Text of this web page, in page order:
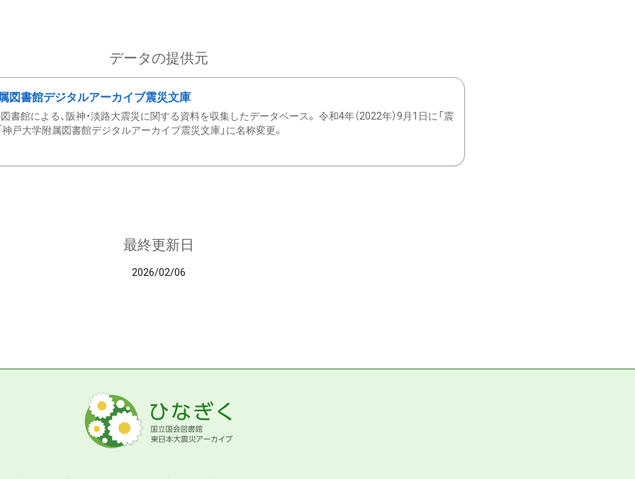
データの提供元
図書館デジタルアーカイブ震災文庫
書館による、阪神・淡路大震災に関する資料を収集したデータベース。 令和4年（2022年）9月1日に「震
神戸大学附属図書館デジタルアーカイブ震災文庫」に名称変更。
最終更新日
2026/02/06